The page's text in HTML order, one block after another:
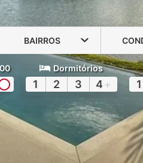
BAIRROS
Dormitórios
1 2 3 4 + 1